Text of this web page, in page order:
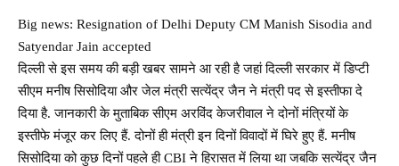
Big news: Resignation of Delhi Deputy CM Manish Sisodia and
Satyendar Jain accepted
दिल्ली से इस समय की बड़ी खबर सामने आ रही है जहां दिल्ली सरकार में डिप्टी
सीएम मनीष सिसोदिया और जेल मंत्री सत्येंद्र जैन ने मंत्री पद से इस्तीफा दे
दिया है. जानकारी के मुताबिक सीएम अरविंद केजरीवाल ने दोनों मंत्रियों के
इस्तीफे मंजूर कर लिए हैं. दोनों ही मंत्री इन दिनों विवादों में घिरे हुए हैं. मनीष
सिसोदिया को कुछ दिनों पहले ही CBI ने हिरासत में लिया था जबकि सत्येंद्र जैन